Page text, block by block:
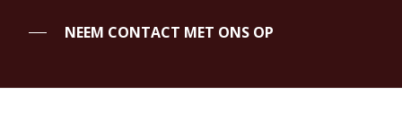
NEEM CONTACT MET ONS OP